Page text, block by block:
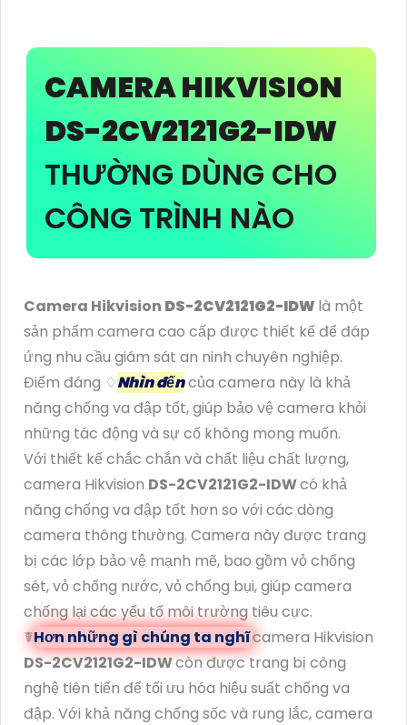
CAMERA HIKVISION
DS-2CV2121G2-IDW
THƯỜNG DÙNG CHO
CÔNG TRÌNH NÀO
Camera Hikvision DS-2CV2121G2-IDW là một
sản phẩm camera cao cấp được thiết kế để đáp
ứng nhu cầu giám sát an ninh chuyên nghiệp.
Điểm đáng ♢Nhìn đếncủa camera này là khả
năng chống va đập tốt, giúp bảo vệ camera khỏi
những tác động và sự cố không mong muốn.
Với thiết kế chắc chắn và chất liệu chất lượng,
camera Hikvision DS-2CV2121G2-IDWcó khả
năng chống va đập tốt hơn so với các dòng
camera thông thường. Camera này được trang
bị các lớp bảo vệ mạnh mẽ, bao gồm vỏ chống
sét, vỏ chống nước, vỏ chống bụi, giúp camera
chống lại các yếu tố môi trường tiêu cực.
☤Hơn những gì chúng ta nghĩcamera Hikvision
DS-2CV2121G2-IDWcòn được trang bị công
nghệ tiên tiến để tối ưu hóa hiệu suất chống va
đập. Với khả năng chống sốc và rung lắc, camera